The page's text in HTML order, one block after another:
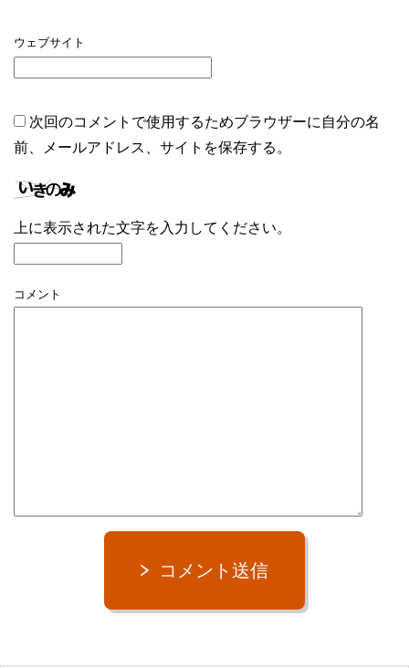
ウェブサイト
次回のコメントで使用するためブラウザーに自分の名
前、メールアドレス、サイトを保存する。
上に表示された文字を入力してください。
コメント
コメント送信